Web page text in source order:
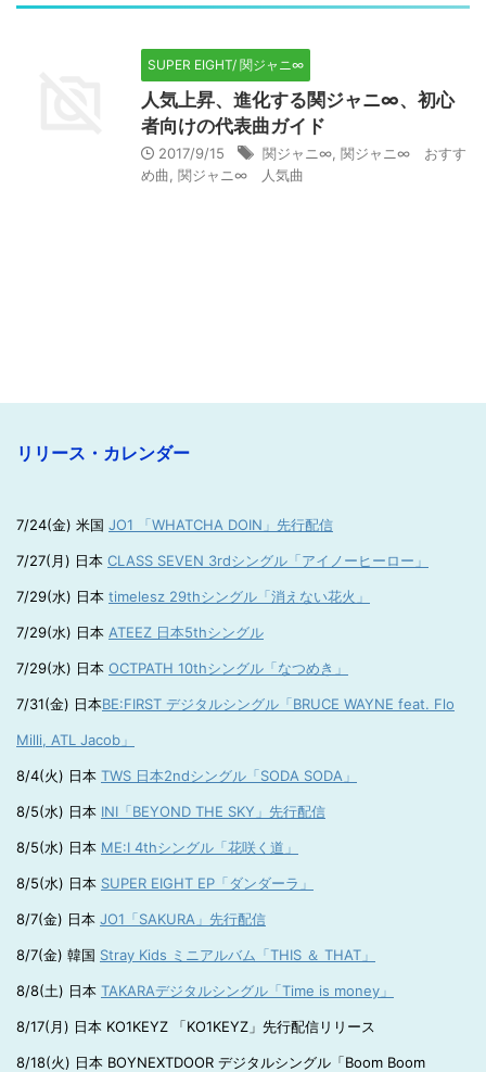
SUPER EIGHT/ 関ジャニ∞
人気上昇、進化する関ジャニ∞、初心
者向けの代表曲ガイド
2017/9/15 関ジャニ∞ 関ジャニ∞ おすす
め曲 関ジャニ∞ 人気曲
リリース・カレンダー
7/24(金) 米国 JO1 「WHATCHA DOIN」先行配信
7/27(月) 日本 CLASS SEVEN 3rdシングル「アイノーヒーロー」
7/29(水) 日本 timelesz 29thシングル「消えない花火」
7/29(水) 日本 ATEEZ 日本5thシングル
7/29(水) 日本 OCTPATH 10thシングル「なつめき」
7/31(金) 日本BE:FIRST デジタルシングル「BRUCE WAYNE feat. Flo
Milli, ATL Jacob」
8/4(火) 日本 TWS 日本2ndシングル「SODA SODA」
8/5(水) 日本 INI「BEYOND THE SKY」先行配信
8/5(水) 日本 ME:I 4thシングル「花咲く道」
8/5(水) 日本 SUPER EIGHT EP「ダンダーラ」
8/7(金) 日本 JO1「SAKURA」先行配信
8/7(金) 韓国 Stray Kids ミニアルバム「THIS ＆ THAT」
8/8(土) 日本 TAKARAデジタルシングル「Time is money」
8/17(月) 日本 KO1KEYZ 「KO1KEYZ」先行配信リリース
8/18(火) 日本 BOYNEXTDOOR デジタルシングル「Boom Boom